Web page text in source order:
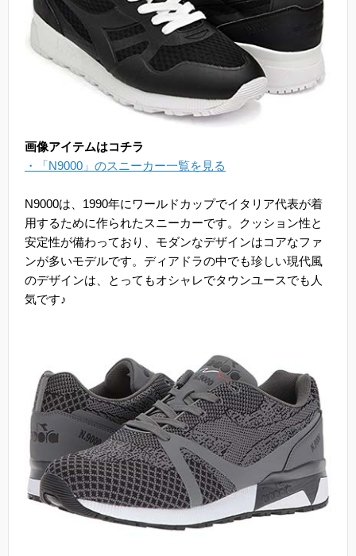
画像アイテムはコチラ
・「N9000」のスニーカー一覧を見る
N9000は、1990年にワールドカップでイタリア代表が着
用するために作られたスニーカーです。クッション性と
安定性が備わっており、モダンなデザインはコアなファ
ンが多いモデルです。ディアドラの中でも珍しい現代風
のデザインは、とってもオシャレでタウンユースでも人
気です♪